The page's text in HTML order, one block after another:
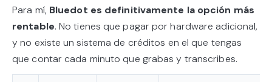
Para mí, Bluedot es definitivamente la opción más
rentable. No tienes que pagar por hardware adicional,
y no existe un sistema de créditos en el que tengas
que contar cada minuto que grabas y transcribes.